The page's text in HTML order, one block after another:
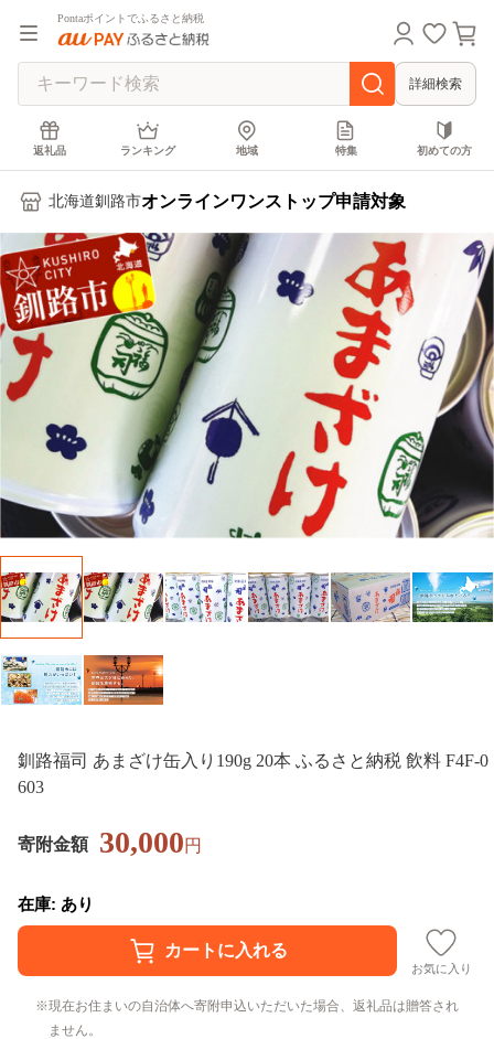
Pontaポイントでふるさと納税
詳細検索
返礼品 ランキング 地域 特集 初めての方
北海道釧路市オンラインワンストップ申請対象
釧路福司 あまざけ缶入り190g 20本 ふるさと納税 飲料 F4F-0
603
寄附金額 30,000円
在庫: あり
お気に入り
現在お住まいの自治体へ寄附申込いただいた場合、返礼品は贈答され
ません。